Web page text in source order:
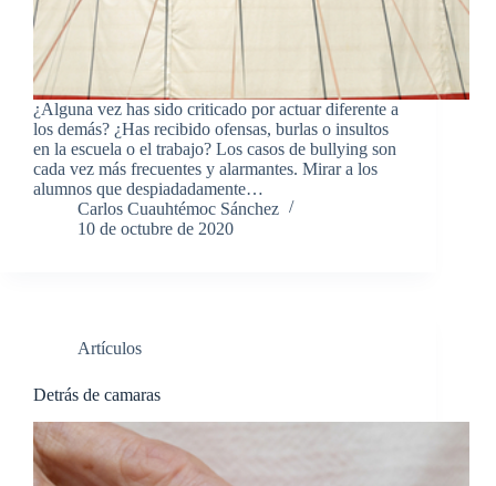
¿Alguna vez has sido criticado por actuar diferente a
los demás? ¿Has recibido ofensas, burlas o insultos
en la escuela o el trabajo? Los casos de bullying son
cada vez más frecuentes y alarmantes. Mirar a los
alumnos que despiadadamente…
Carlos Cuauhtémoc Sánchez
10 de octubre de 2020
Artículos
Detrás de camaras